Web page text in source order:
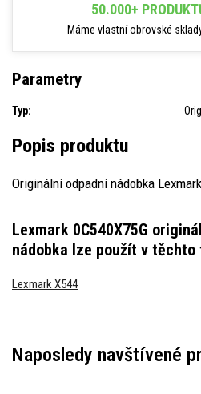
50.000+
Máme vlastní obrovské
Parametry
Typ:
Popis produktu
Originální odpadní nádobka
Lexmark 0C540X75G
nádobka lze použít v těchto
Lexmark X544
Naposledy navštívené